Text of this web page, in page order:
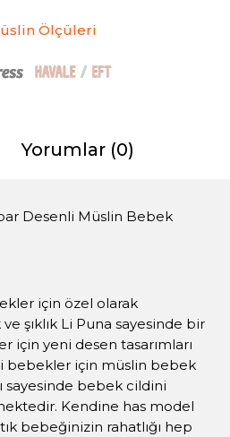
Ölçüleri
Yorumlar (0)
Desenli Müslin Bebek
için özel olarak
ve şıklık Li Puna sayesinde bir
için yeni desen tasarımları
bebekler için müslin bebek
sayesinde bebek cildini
Kendine has model
bebeğinizin rahatlığı hep